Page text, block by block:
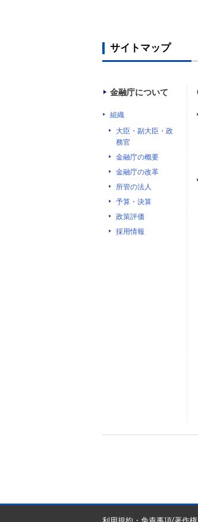
サイトマップ
金融庁について
組織
大臣・副大臣・政
務官
金融庁の概要
金融庁の改革
所管の法人
予算・決算
政策評価
採用情報